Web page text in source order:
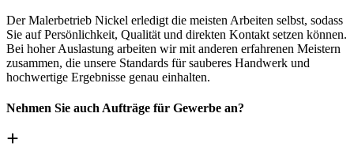
Der Malerbetrieb Nickel erledigt die meisten Arbeiten selbst, sodass
Sie auf Persönlichkeit, Qualität und direkten Kontakt setzen können.
Bei hoher Auslastung arbeiten wir mit anderen erfahrenen Meistern
zusammen, die unsere Standards für sauberes Handwerk und
hochwertige Ergebnisse genau einhalten.
Nehmen Sie auch Aufträge für Gewerbe an?